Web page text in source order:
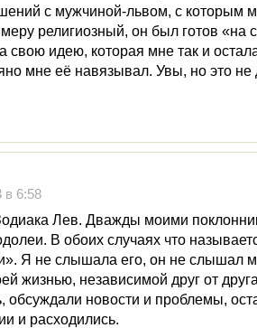
с мужчиной-львом, с которым
религиозный, он был готов «на
свою идею, которая мне так и
мне её навязывал. Увы, но это
в 6:58
Лев. Дважды моими
В обоих случаях что
Я не слышала его, он не слышал
жизнью, независимой друг от
обсуждали новости и проблемы,
и расходились.